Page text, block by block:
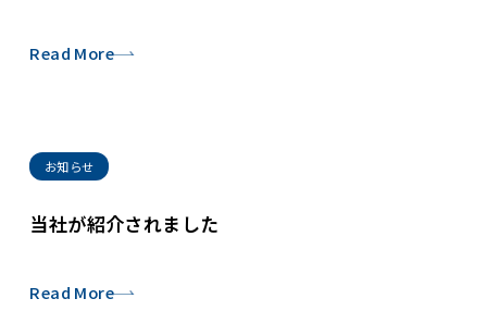
Read More
お知らせ
当社が紹介されました
Read More